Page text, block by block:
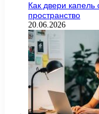
Как двери
пространство
20.06.2026